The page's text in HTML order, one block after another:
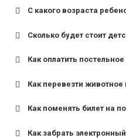
С какого возраста
для поездов дальнего
для пригородных
Сколько будет стоит
Как оплатить постельное
Как перевезти животное
Как поменять билет на
Как забрать